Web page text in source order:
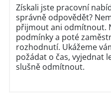
Získali jste pracovní
správně odpovědět?
přijmout ani odmítnout.
podmínky a poté
rozhodnutí. Ukážeme
požádat o čas, vyjednat
slušně odmítnout.